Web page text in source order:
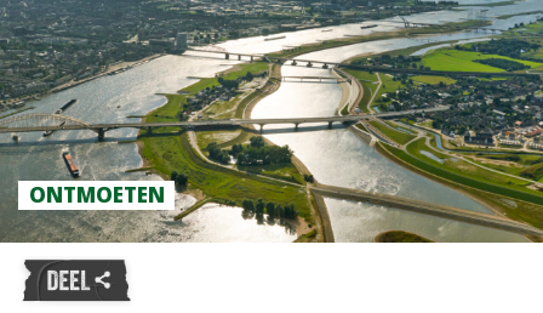
ONTMOETEN